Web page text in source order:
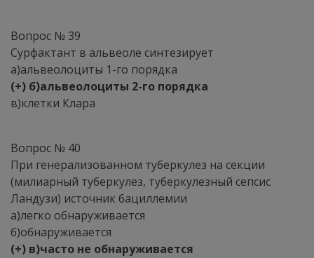
Вопрос № 39
Сурфактант в альвеоле синтезирует
а)альвеолоциты 1-го порядка
(+) б)альвеолоциты 2-го порядка
в)клетки Клара
Вопрос № 40
При генерализованном туберкулез на секции
(милиарный туберкулез, туберкулезный сепсис
Ландузи) источник бациллемии
а)легко обнаруживается
б)обнаруживается
(+) в)часто не обнаруживается